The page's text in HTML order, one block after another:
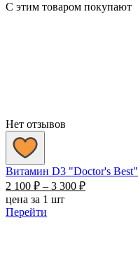
С этим товаром покупают
Нет отзывов
Витамин D3 "Doctor's Best"
2 100 ₽ – 3 300 ₽Диапазон
цена за 1 шт
Перейти